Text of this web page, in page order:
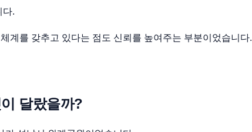
다.
계를 갖추고 있다는 점도 신뢰를 높여주는 부분이었습니다.
달랐을까?